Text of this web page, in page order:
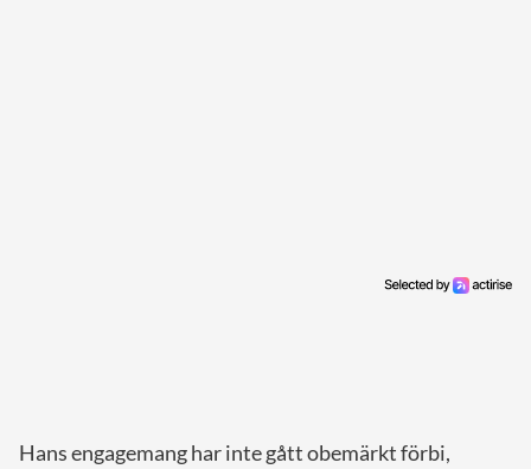
Hans engagemang har inte gått obemärkt förbi,